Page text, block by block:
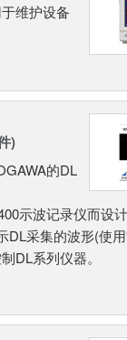
维护设备
)
的DL
示波记录仪而设
DL采集的波形(使用
DL系列仪器。